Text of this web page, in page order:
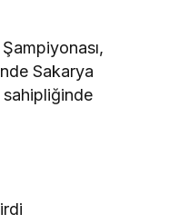
Sakarya
sahipliğinde